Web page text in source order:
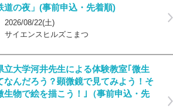
道の夜」(事前申込・先着順)
2026/08/22(土)
サイエンスヒルズこまつ
立大学河井先生による体験教室｢微生
なんだろう？顕微鏡で見てみよう！そ
生物で絵を描こう！｣（事前申込・先